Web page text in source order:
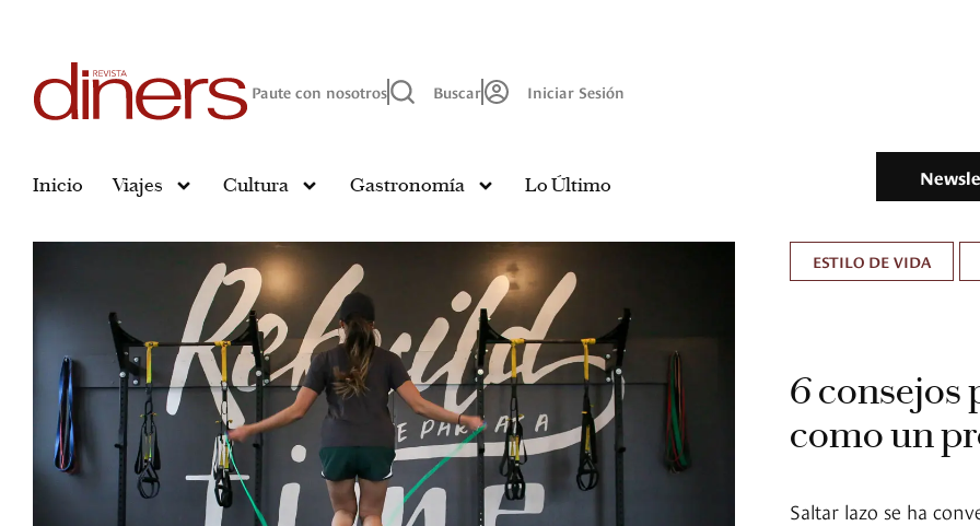
Paute con nosotros Buscar Iniciar Sesión
Inicio Viajes Cultura Gastronomía Lo Último
ESTILO DE VIDA
6 consejos
como un
Saltar lazo se ha